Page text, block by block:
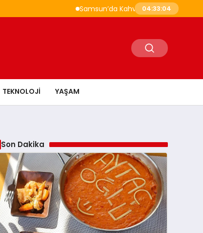
Samsun’da Kahvaltı Nerede Yapılır?
04:33:05
TEKNOLOJI YAŞAM
Son Dakika